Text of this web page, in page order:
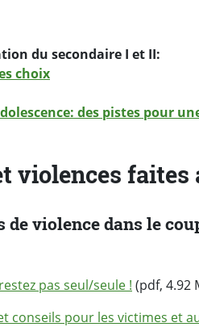
du secondaire I et II:
choix
des pistes pour
violences faites
violence dans le
pas seul/seule ! (pdf, 4.92
pour les victimes et